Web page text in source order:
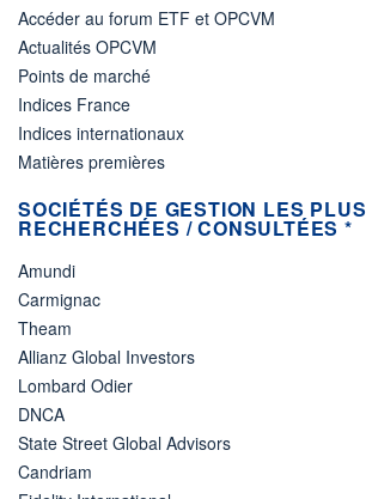
Accéder au forum ETF et OPCVM
Actualités OPCVM
Points de marché
Indices France
Indices internationaux
Matières premières
SOCIÉTÉS DE GESTION LES PLUS
RECHERCHÉES / CONSULTÉES *
Amundi
Carmignac
Theam
Allianz Global Investors
Lombard Odier
DNCA
State Street Global Advisors
Candriam